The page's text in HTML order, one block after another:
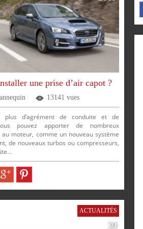
SUR
PARTAGERPARTAGER
une prise d’air capot ?
13141 vues
plus d’agrément de conduite et de
pouvez apporter de nombreux
au moteur, comme un nouveau système
de nouveaux turbos ou compresseurs,
ACTUALITÉS
30